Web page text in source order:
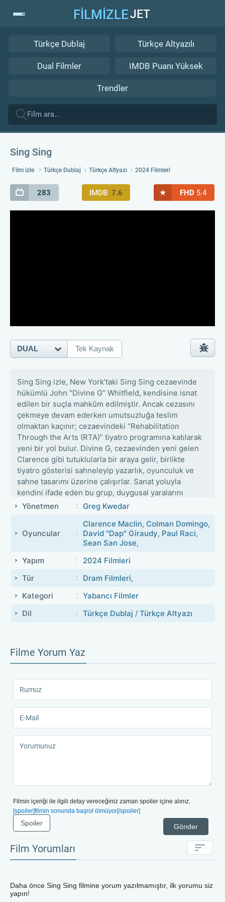
FİLMİZLEJET
Türkçe Dublaj Türkçe Altyazılı
Dual Filmler IMDB Puanı Yüksek
Trendler
Sing Sing
Film izle Türkçe Dublaj Türkçe Altyazı 2024 Filmleri
283 IMDB 7.6 ★ FHD 5.4
Sing Sing izle, New York’taki Sing Sing cezaevinde
hükümlü John “Divine G” Whitfield, kendisine isnat
edilen bir suçla mahkûm edilmiştir. Ancak cezasını
çekmeye devam ederken umutsuzluğa teslim
olmaktan kaçınır; cezaevindeki “Rehabilitation
Through the Arts (RTA)” tiyatro programına katılarak
yeni bir yol bulur. Divine G, cezaevinden yeni gelen
Clarence gibi tutuklularla bir araya gelir, birlikte
tiyatro gösterisi sahneleyip yazarlık, oyunculuk ve
sahne tasarımı üzerine çalışırlar. Sanat yoluyla
kendini ifade eden bu grup, duygusal yaralarını
keşfederken birbirleriyle dayanışma kurar. Film,
ve sanatsal yaratım arasındaki sınırları incelikle işler.
kritik anlarda dostluklar sınanır, karakterler umut ve
umut kırılması arasında sıkışır. Son perde yaklaşırken
sahnede sadece bir oyun değil, insanlığın yeniden
duyulabilir.
Yönetmen Greg Kwedar
Oyuncular
Clarence Maclin, Colman Domingo,
David "Dap" Giraudy, Paul Raci,
Sean San Jose,
Yapım
2024 Filmleri
Tür
Dram Filmleri,
Kategori
Yabancı Filmler
Dil
Türkçe Dublaj / Türkçe Altyazı
DUAL Tek Kaynak
Filme Yorum Yaz
Filmin içeriği ile ilgili detay vereceğiniz zaman spoiler içine alınız.
[spoiler]filmin sonunda başrol ölmüyor[/spoiler]
Gönder
Spoiler
Film Yorumları
Daha önce Sing Sing filmine yorum yazılmamıştır, ilk yorumu siz
yapın!